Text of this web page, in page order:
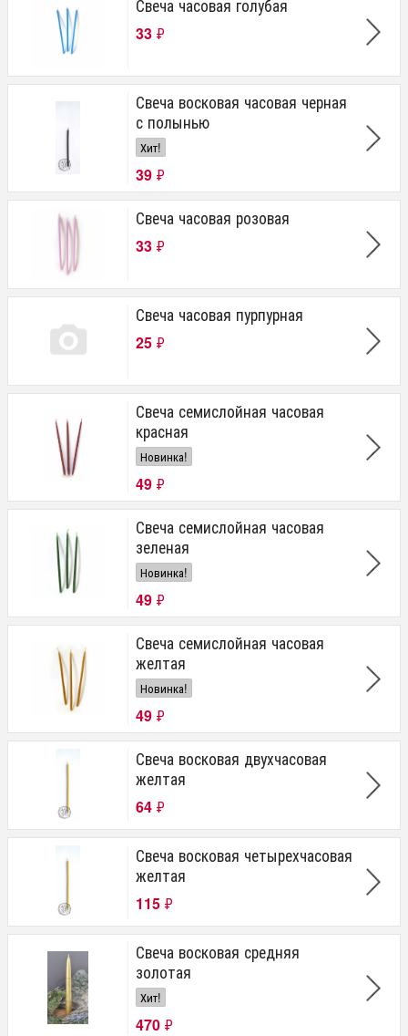
Свеча часовая голубая
33 ₽
Свеча восковая часовая черная
с полынью
Хит!
39 ₽
Свеча часовая розовая
33 ₽
Свеча часовая пурпурная
25 ₽
Свеча семислойная часовая
красная
Новинка!
49 ₽
Свеча семислойная часовая
зеленая
Новинка!
49 ₽
Свеча семислойная часовая
желтая
Новинка!
49 ₽
Свеча восковая двухчасовая
желтая
64 ₽
Свеча восковая четырехчасовая
желтая
115 ₽
Свеча восковая средняя
золотая
Хит!
470 ₽